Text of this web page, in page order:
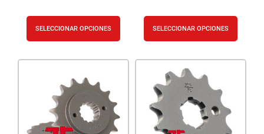
SELECCIONAR OPCIONES SELECCIONAR OPCIONES